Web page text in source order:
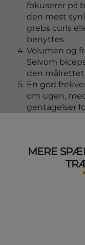
fokuserer på
den mest
grebs curls
benyttes.
Volumen og
Selvom
den
En god
om ugen,
gentagelser
MERE